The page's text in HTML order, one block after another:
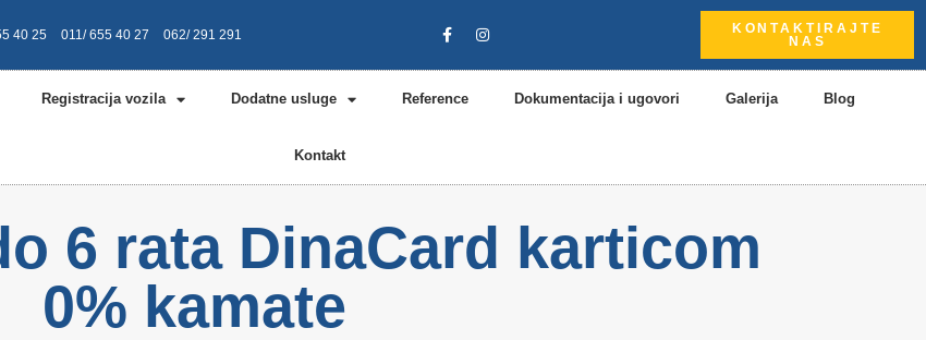
40 25 011/ 655 40 27 062/ 291 291
KONTAKTIRAJTE
NAS
Registracija vozila Dodatne usluge Reference Dokumentacija i ugovori Galerija Blog
Kontakt
6 rata DinaCard karticom
0% kamate